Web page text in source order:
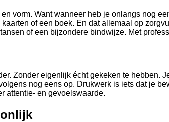
vorm. Want wanneer heb je onlangs nog
of een boek. En dat allemaal op
of een bijzondere bindwijze. Met
Zonder eigenlijk écht gekeken te hebben.
nog eens op. Drukwerk is iets dat je
attentie- en gevoelswaarde.